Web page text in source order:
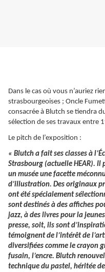
Dans le cas où vous n’auriez
strasbourgeoises ; Oncle
consacrée à Blutch se tiendra
sélection de ses travaux entre
Le pitch de l’exposition :
« Blutch a fait ses classes à
Strasbourg (actuelle HEAR).
un musée une facette
d’illustration. Des originaux
ont été spécialement
sont destinés à des affiches
jazz, à des livres pour la
presse, soit, ils sont
témoignent de l’intérêt de
diversifiées comme le crayon
fusain, l’encre. Blutch
technique du pastel, héritée